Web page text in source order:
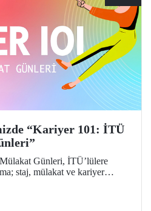
“Kariyer 101: İTÜ
Günleri, İTÜ’lülere
staj, mülakat ve kariyer